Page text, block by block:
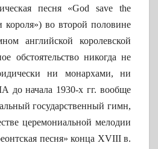
песня «God save the
во второй половине
английской королевской
обстоятельство никогда не
ни монархами, ни
до начала 1930-х гг. вообще
государственный гимн,
церемониальной мелодии
песня» конца XVIII в.